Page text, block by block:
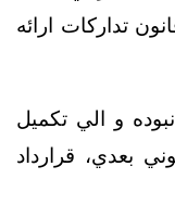
تدارکات ارائه
و الي تکميل
بعدي، قرارداد